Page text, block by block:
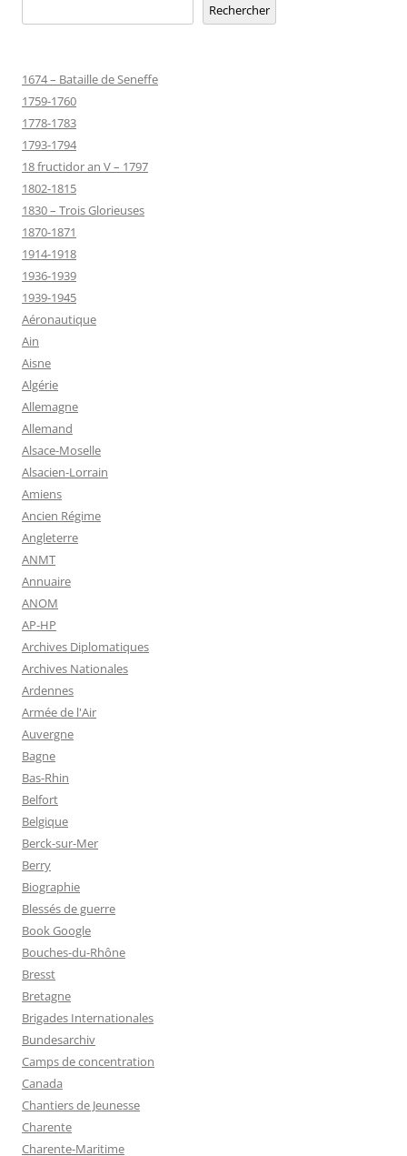
Rechercher
1674 – Bataille de Seneffe
1759-1760
1778-1783
1793-1794
18 fructidor an V – 1797
1802-1815
1830 – Trois Glorieuses
1870-1871
1914-1918
1936-1939
1939-1945
Aéronautique
Ain
Aisne
Algérie
Allemagne
Allemand
Alsace-Moselle
Alsacien-Lorrain
Amiens
Ancien Régime
Angleterre
ANMT
Annuaire
ANOM
AP-HP
Archives Diplomatiques
Archives Nationales
Ardennes
Armée de l'Air
Auvergne
Bagne
Bas-Rhin
Belfort
Belgique
Berck-sur-Mer
Berry
Biographie
Blessés de guerre
Book Google
Bouches-du-Rhône
Bresst
Bretagne
Brigades Internationales
Bundesarchiv
Camps de concentration
Canada
Chantiers de Jeunesse
Charente
Charente-Maritime